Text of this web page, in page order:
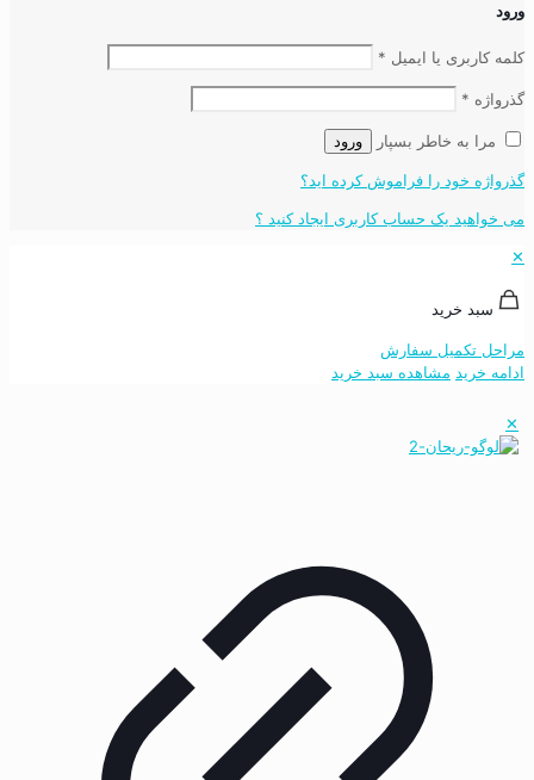
ورود
کلمه کاربری یا ایمیل *
گذرواژه *
مرا به خاطر بسپار ورود
گذرواژه خود را فراموش کرده اید؟
می خواهید یک حساب کاربری ایجاد کنید ؟
✕
سبد خرید
مراحل تکمیل سفارش
ادامه خرید مشاهده سبد خرید
✕